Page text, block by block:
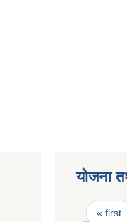
योजना
Pages
« first